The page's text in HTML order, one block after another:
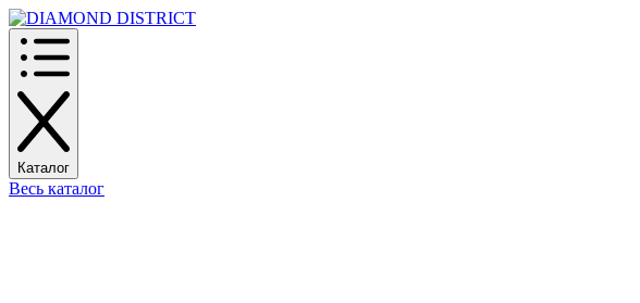
Каталог
Весь каталог